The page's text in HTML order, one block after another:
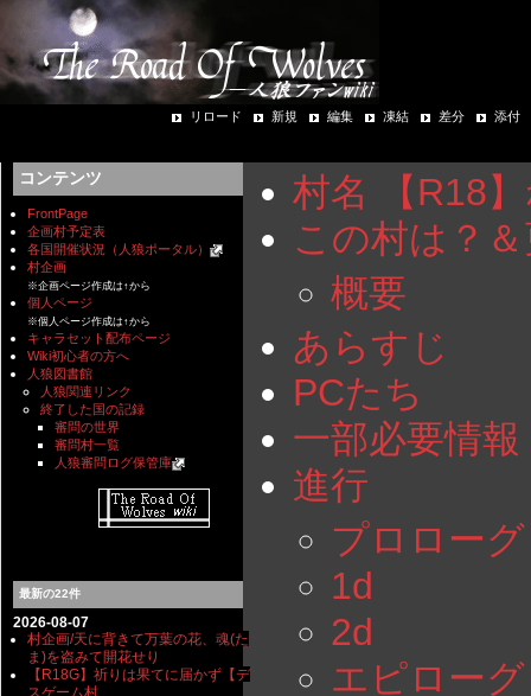
リロード 新規 編集 凍結 差分 添付
コンテンツ
FrontPage
企画村予定表
各国開催状況（人狼ポータル）
村企画
※企画ページ作成は↑から
個人ページ
※個人ページ作成は↑から
キャラセット配布ページ
Wiki初心者の方へ
人狼図書館
人狼関連リンク
終了した国の記録
審問の世界
審問村一覧
人狼審問ログ保管庫
最新の22件
2026-08-07
村企画/天に背きて万葉の花、魂(た
ま)を盗みて開花せり
【R18G】祈りは果てに届かず【デ
スゲーム村
村名 【R18
この村は？
概要
あらすじ
PCたち
一部必要情報
進行
プロローグ
1d
2d
エピローグ